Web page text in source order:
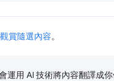
賞隨選內容。
運用 AI 技術將內容翻譯成